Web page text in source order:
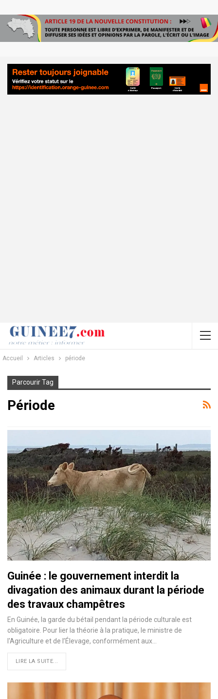
Accueil Articles période
Parcourir Tag
Période
Guinée : le gouvernement interdit la
divagation des animaux durant la période
des travaux champêtres
En Guinée, la garde du bétail pendant la période culturale est
obligatoire. Pour lier la théorie à la pratique, le ministre de
l'Agriculture et de l’Élevage, conformément aux…
LIRE LA SUITE...